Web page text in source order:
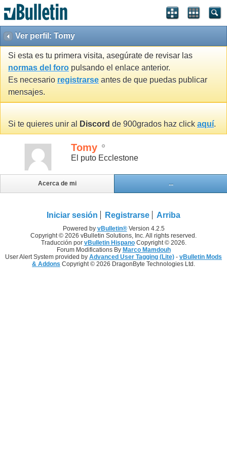
Ver perfil: Tomy
Si esta es tu primera visita, asegúrate de revisar las
normas del foro pulsando el enlace anterior.
Es necesario registrarse antes de que puedas publicar
mensajes.
Si te quieres unir al Discord de 900grados haz click aquí.
Tomy
El puto Ecclestone
Acerca de mi ...
Iniciar sesión Registrarse Arriba
Powered by vBulletin®Version 4.2.5
Copyright © 2026 vBulletin Solutions, Inc. All rights reserved.
Traducción por vBulletin HispanoCopyright © 2026.
Forum Modifications By Marco Mamdouh
User Alert System provided by Advanced User Tagging (Lite) - vBulletin Mods
& Addons Copyright © 2026 DragonByte Technologies Ltd.